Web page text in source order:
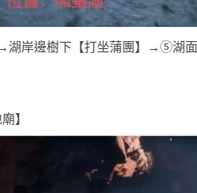
岸邊樹下【打坐蒲團】→⑤湖面
】